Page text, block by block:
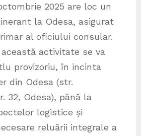
2025 are loc un
la Odesa, asigurat
al oficiului consular.
activitate se va
provizoriu, în incinta
din Odesa (str.
32, Odesa), până la
logistice și
reluării integrale a